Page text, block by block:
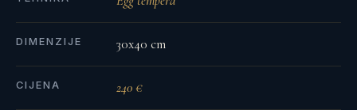
DIMENZIJE 30x40 cm
CIJENA 240 €